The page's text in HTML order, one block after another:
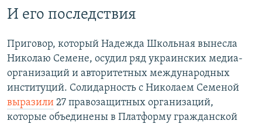
И его последствия
Приговор, который Надежда Школьная вынесла
Николаю Семене, осудил ряд украинских медиа-
организаций и авторитетных международных
институций. Солидарность с Николаем Семеной
выразили 27 правозащитных организаций,
которые объединены в Платформу гражданской